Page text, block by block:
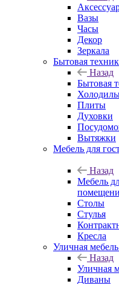
Вазы
Часы
Декор
Зеркала
Бытовая
Назад
Бытовая
Плиты
Духовки
Вытяжки
Мебель для
Назад
Мебель
Столы
Стулья
Кресла
Уличная мебель
Назад
Уличная
Диваны